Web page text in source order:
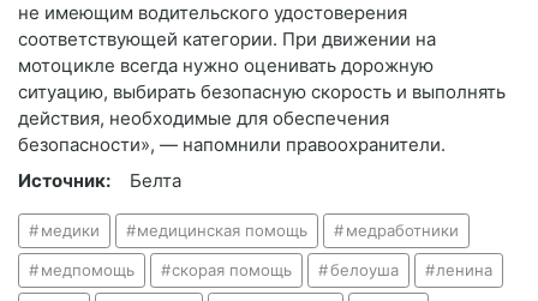
не имеющим водительского удостоверения
соответствующей категории. При движении на
мотоцикле всегда нужно оценивать дорожную
ситуацию, выбирать безопасную скорость и выполнять
действия, необходимые для обеспечения
безопасности», — напомнили правоохранители.
Источник:
Белта
медики медицинская помощь медработники
медпомощь скорая помощь белоуша ленина